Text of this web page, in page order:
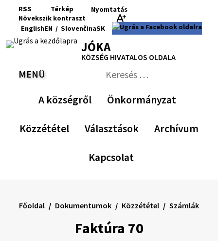
Ugrás
tartalomra
RSS
RSS
Térkép
Oldaltérkép
Nyomtatás
Nyomtatás
Növekszik kontraszt
Növekszik
kontraszt
Kisebb
betűméret
Az
eredeti
betűméret
visszaállítása
Nagyobb
betűméret
EnglishEN
Switch
English
/ SlovenčinaSK
Nyelv
váltása
erre
JÓKA
KÖZSÉG HIVATALOS OLDALA
VÁLTÁS
MENÜ
A községről Önkormányzat
Közzététel Választások Archívum
Kapcsolat
Keresés:
a
Faktúra 70
Főoldal Dokumentumok Közzététel Számlák